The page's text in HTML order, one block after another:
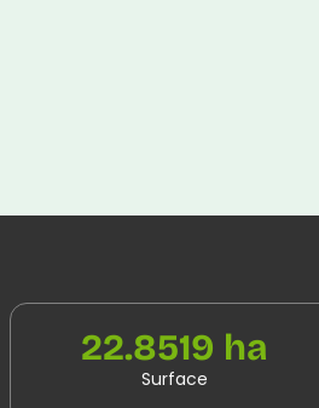
22.8519 ha
Surface